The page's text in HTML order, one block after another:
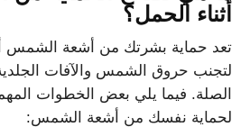
أثناء الحمل؟
تعد حماية بشرتك من أشعة الشمس
لتجنب حروق الشمس والآفات
الصلة. فيما يلي بعض الخطوات
لحماية نفسك من أشعة الشمس: